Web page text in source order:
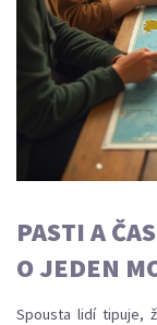
PASTI A
O JEDEN
Spousta lidí tipuje,